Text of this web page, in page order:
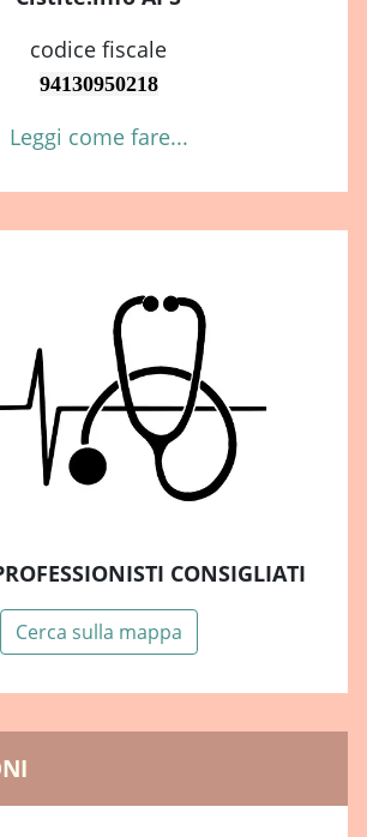
codice fiscale
94130950218
Leggi come fare...
CONSIGLIATI
Cerca sulla mappa